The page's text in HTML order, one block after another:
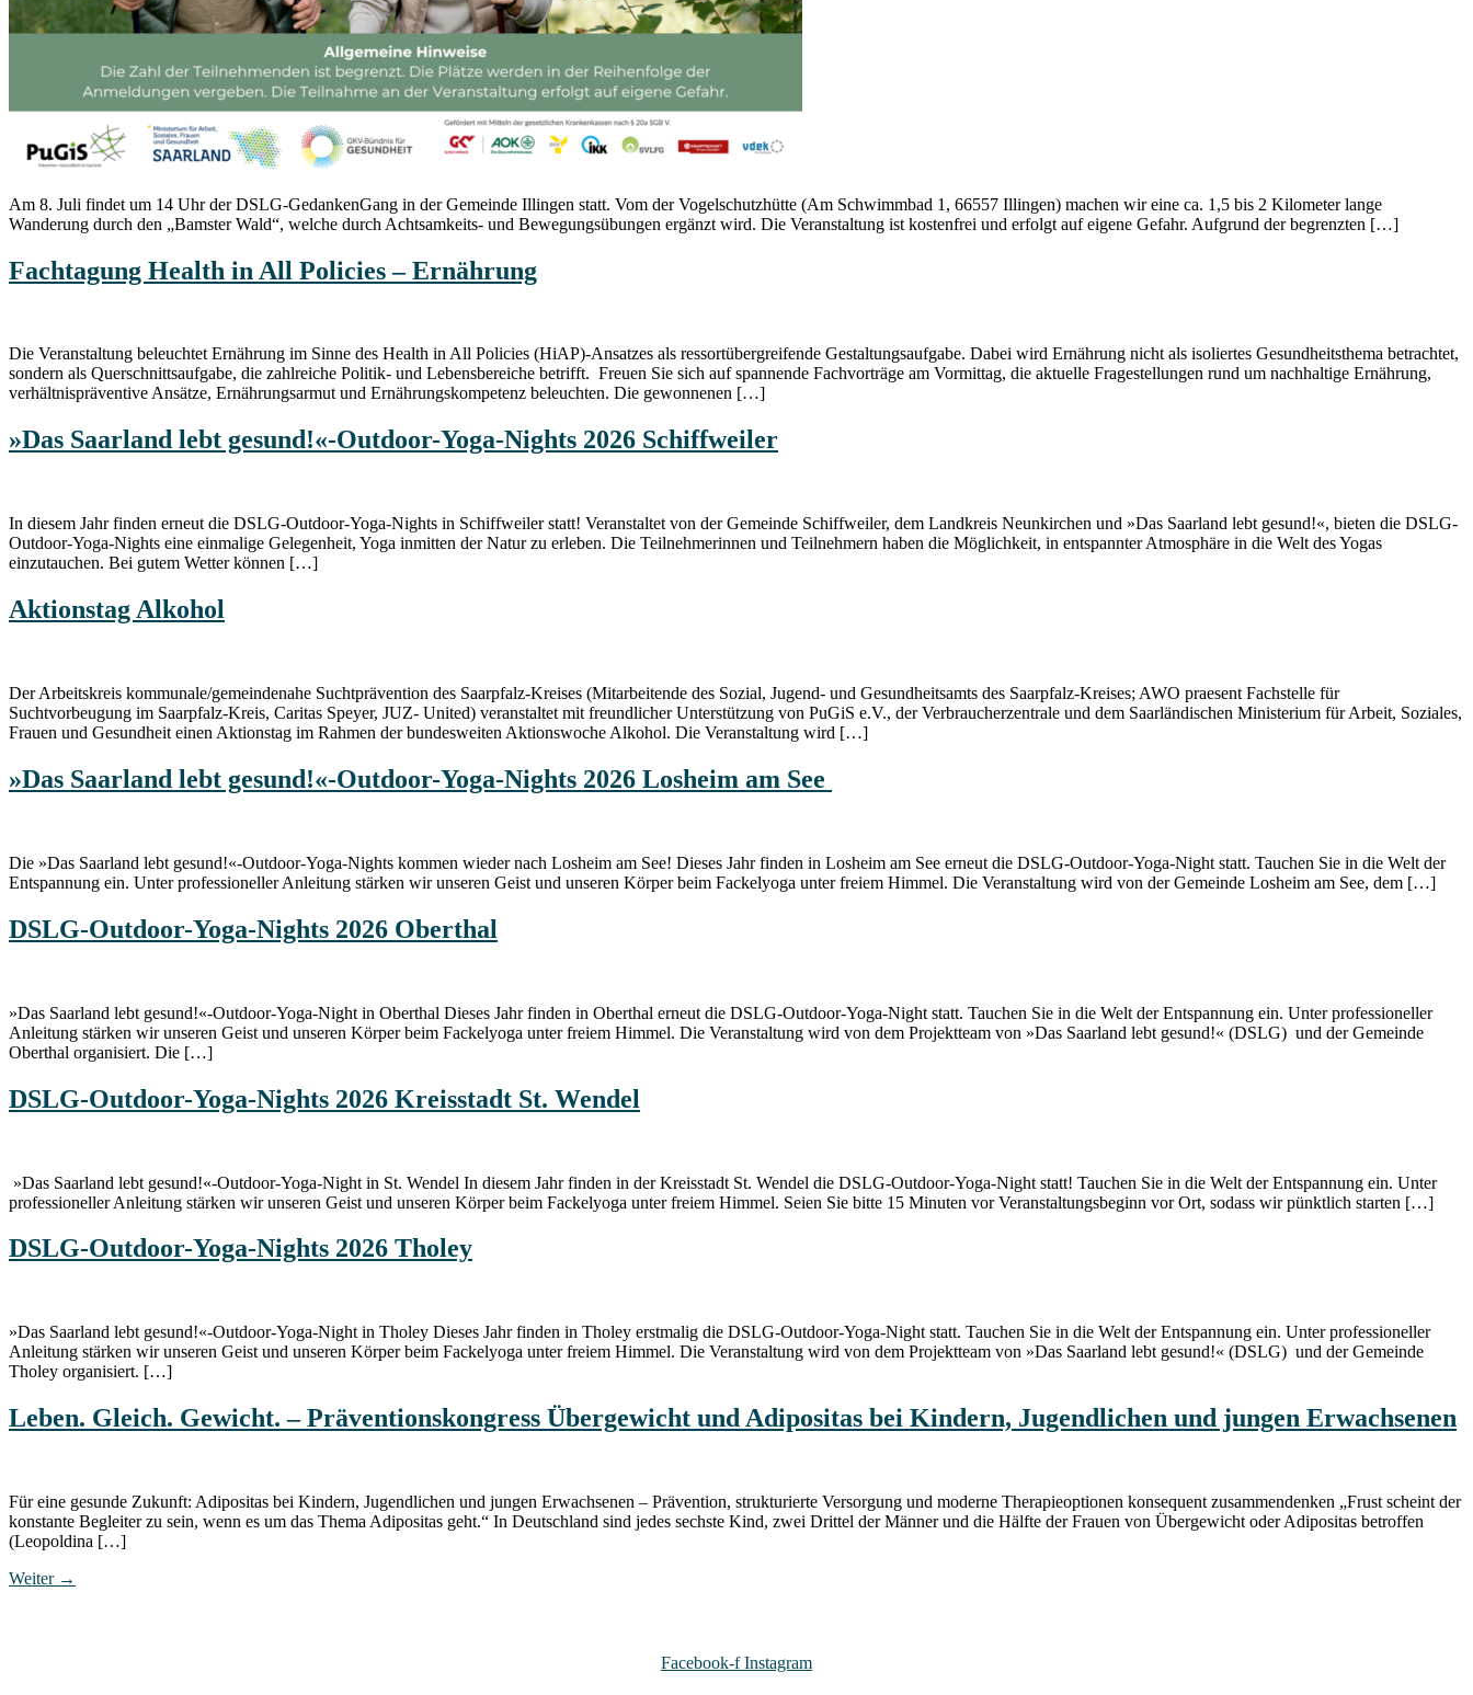
Am 8. Juli findet um 14 Uhr der DSLG-GedankenGang in der Gemeinde Illingen statt. Vom der Vogelschutzhütte (Am Schwimmbad 1, 66557 Illingen) machen wir eine ca. 1,5 bis 2 Kilometer lange
Wanderung durch den „Bamster Wald“, welche durch Achtsamkeits- und Bewegungsübungen ergänzt wird. Die Veranstaltung ist kostenfrei und erfolgt auf eigene Gefahr. Aufgrund der begrenzten […]
Fachtagung Health in All Policies – Ernährung
Die Veranstaltung beleuchtet Ernährung im Sinne des Health in All Policies (HiAP)-Ansatzes als ressortübergreifende Gestaltungsaufgabe. Dabei wird Ernährung nicht als isoliertes Gesundheitsthema betrachtet,
sondern als Querschnittsaufgabe, die zahlreiche Politik- und Lebensbereiche betrifft. Freuen Sie sich auf spannende Fachvorträge am Vormittag, die aktuelle Fragestellungen rund um nachhaltige Ernährung,
verhältnispräventive Ansätze, Ernährungsarmut und Ernährungskompetenz beleuchten. Die gewonnenen […]
»Das Saarland lebt gesund!«-Outdoor-Yoga-Nights 2026 Schiffweiler
In diesem Jahr finden erneut die DSLG-Outdoor-Yoga-Nights in Schiffweiler statt! Veranstaltet von der Gemeinde Schiffweiler, dem Landkreis Neunkirchen und »Das Saarland lebt gesund!«, bieten die DSLG-
Outdoor-Yoga-Nights eine einmalige Gelegenheit, Yoga inmitten der Natur zu erleben. Die Teilnehmerinnen und Teilnehmern haben die Möglichkeit, in entspannter Atmosphäre in die Welt des Yogas
einzutauchen. Bei gutem Wetter können […]
Aktionstag Alkohol
Der Arbeitskreis kommunale/gemeindenahe Suchtprävention des Saarpfalz-Kreises (Mitarbeitende des Sozial, Jugend- und Gesundheitsamts des Saarpfalz-Kreises; AWO praesent Fachstelle für
Suchtvorbeugung im Saarpfalz-Kreis, Caritas Speyer, JUZ- United) veranstaltet mit freundlicher Unterstützung von PuGiS e.V., der Verbraucherzentrale und dem Saarländischen Ministerium für Arbeit, Soziales,
Frauen und Gesundheit einen Aktionstag im Rahmen der bundesweiten Aktionswoche Alkohol. Die Veranstaltung wird […]
»Das Saarland lebt gesund!«-Outdoor-Yoga-Nights 2026 Losheim am See
Die »Das Saarland lebt gesund!«-Outdoor-Yoga-Nights kommen wieder nach Losheim am See! Dieses Jahr finden in Losheim am See erneut die DSLG-Outdoor-Yoga-Night statt. Tauchen Sie in die Welt der
Entspannung ein. Unter professioneller Anleitung stärken wir unseren Geist und unseren Körper beim Fackelyoga unter freiem Himmel. ​​​​​​​​​​​​​​​​​​Die Veranstaltung wird von der Gemeinde Losheim am See, dem […]
DSLG-Outdoor-Yoga-Nights 2026 Oberthal
»Das Saarland lebt gesund!«-Outdoor-Yoga-Night in Oberthal Dieses Jahr finden in Oberthal erneut die DSLG-Outdoor-Yoga-Night statt. Tauchen Sie in die Welt der Entspannung ein. Unter professioneller
Anleitung stärken wir unseren Geist und unseren Körper beim Fackelyoga unter freiem Himmel. Die Veranstaltung wird von dem Projektteam von »Das Saarland lebt gesund!« (DSLG) und der Gemeinde
Oberthal organisiert. Die […]
DSLG-Outdoor-Yoga-Nights 2026 Kreisstadt St. Wendel
»Das Saarland lebt gesund!«-Outdoor-Yoga-Night in St. Wendel In diesem Jahr finden in der Kreisstadt St. Wendel die DSLG-Outdoor-Yoga-Night statt! Tauchen Sie in die Welt der Entspannung ein. Unter
professioneller Anleitung stärken wir unseren Geist und unseren Körper beim Fackelyoga unter freiem Himmel. Seien Sie bitte 15 Minuten vor Veranstaltungsbeginn vor Ort, sodass wir pünktlich starten […]
DSLG-Outdoor-Yoga-Nights 2026 Tholey
»Das Saarland lebt gesund!«-Outdoor-Yoga-Night in Tholey Dieses Jahr finden in Tholey erstmalig die DSLG-Outdoor-Yoga-Night statt. Tauchen Sie in die Welt der Entspannung ein. Unter professioneller
Anleitung stärken wir unseren Geist und unseren Körper beim Fackelyoga unter freiem Himmel. Die Veranstaltung wird von dem Projektteam von »Das Saarland lebt gesund!« (DSLG) und der Gemeinde
Tholey organisiert. […]
Leben. Gleich. Gewicht. – Präventionskongress Übergewicht und Adipositas bei Kindern, Jugendlichen und jungen Erwachsenen
Für eine gesunde Zukunft: Adipositas bei Kindern, Jugendlichen und jungen Erwachsenen – Prävention, strukturierte Versorgung und moderne Therapieoptionen konsequent zusammendenken „Frust scheint der
konstante Begleiter zu sein, wenn es um das Thema Adipositas geht.“ In Deutschland sind jedes sechste Kind, zwei Drittel der Männer und die Hälfte der Frauen von Übergewicht oder Adipositas betroffen
(Leopoldina […]
Weiter →
Facebook-f Instagram